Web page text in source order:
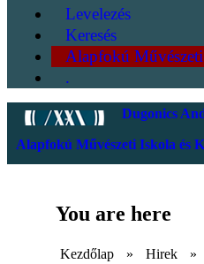
Levelezés
Keresés
Alapfokú
.
Dugonics
Alapfokú Művészeti Iskola és
You are here
Kezdőlap » Hirek »